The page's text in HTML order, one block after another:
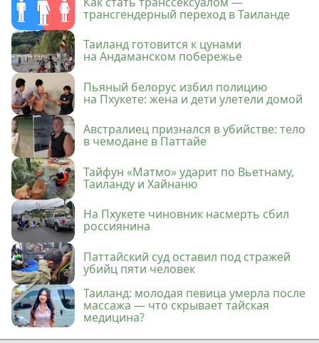
трансгендерный переход в Таиланде
Таиланд готовится к цунами
на Андаманском побережье
Пьяный белорус избил полицию
на Пхукете: жена и дети улетели домой
Австралиец признался в убийстве: тело
в чемодане в Паттайе
Тайфун «Матмо» ударит по Вьетнаму,
Таиланду и Хайнаню
На Пхукете чиновник насмерть сбил
россиянина
Паттайский суд оставил под стражей
убийц пяти человек
Таиланд: молодая певица умерла после
массажа — что скрывает тайская
медицина?